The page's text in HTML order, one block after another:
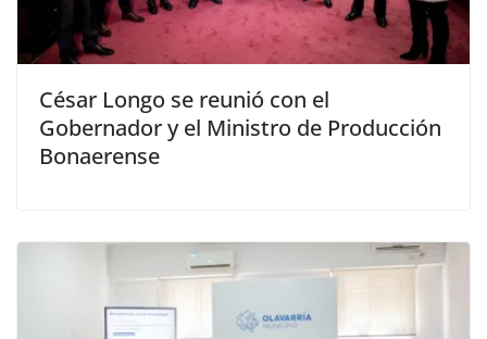
César Longo se reunió con el
Gobernador y el Ministro de Producción
Bonaerense